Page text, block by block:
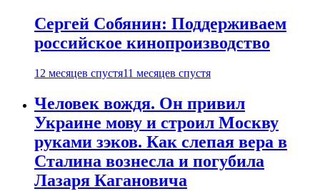
Сергей Собянин: Поддерживаем
российское кинопроизводство
12 месяцев спустя11 месяцев спустя
Человек вождя. Он привил
Украине мову и строил Москву
руками зэков. Как слепая вера в
Сталина вознесла и погубила
Лазаря Кагановича